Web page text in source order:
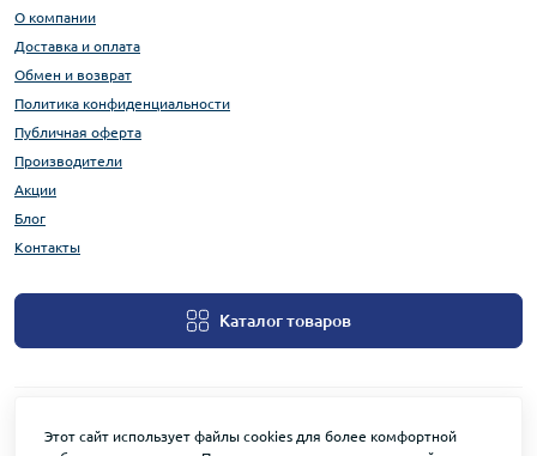
О компании
Доставка и оплата
Обмен и возврат
Политика конфиденциальности
Публичная оферта
Производители
Акции
Блог
Контакты
Каталог товаров
Этот сайт использует файлы cookies для более комфортной